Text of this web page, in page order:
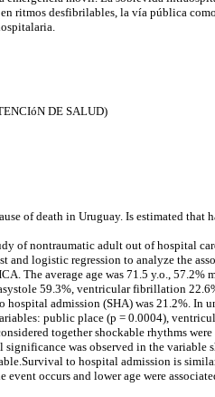
en ritmos desfibrilables, la vía pública
DE SALUD)
of death in Uruguay. Is estimated that
of nontraumatic adult out of hospital
and logistic regression to analyze the
The average age was 71.5 y.o., 57.2%
59.3%, ventricular fibrillation
admission (SHA) was 21.2%. In
public place (p = 0.0004),
together shockable rhythms
was observed in the variable
to hospital admission is
occurs and lower age were